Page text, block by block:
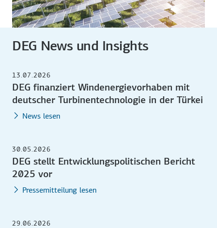
DEG News und Insights
13.07.2026
DEG finanziert Windenergievorhaben mit
deutscher Turbinentechnologie in der Türkei
News lesen
30.05.2026
DEG stellt Entwicklungspolitischen Bericht
2025 vor
Pressemitteilung lesen
29.06.2026